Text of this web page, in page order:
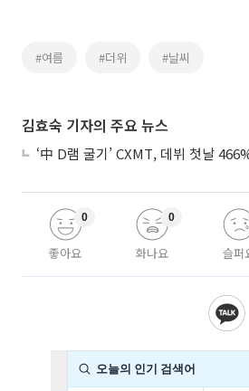
#여름 #더위 #날씨
김효숙 기자의 주요 뉴스
좋아요
0
화나요
0
슬퍼